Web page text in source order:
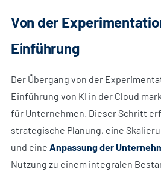
Von der
Einführung
Der Übergang von der
Einführung von KI in der Cloud
für Unternehmen. Dieser Schritt
strategische Planung, eine
und eine Anpassung der
Nutzung zu einem integralen